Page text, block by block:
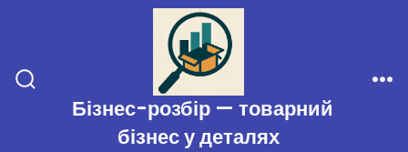
вмісту
Перемикач
пошукуБізнес-розбір — товарний
бізнес у деталях